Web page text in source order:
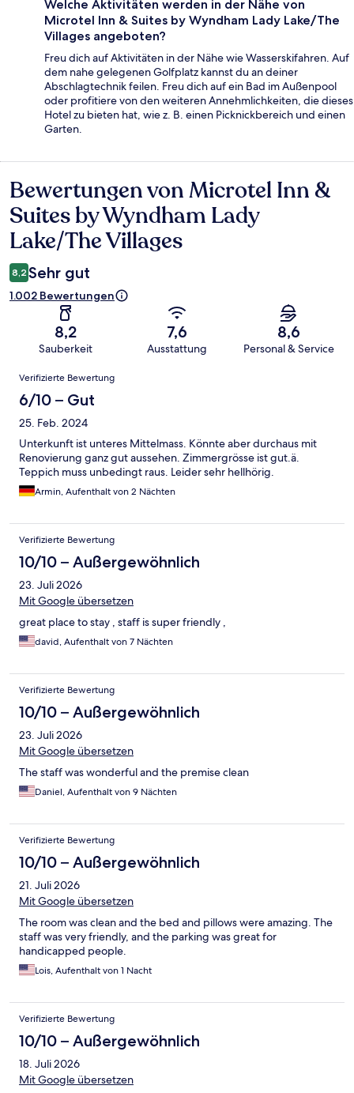
Welche Aktivitäten werden in der Nähe von
Microtel Inn & Suites by Wyndham Lady Lake/The
Villages angeboten?
Freu dich auf Aktivitäten in der Nähe wie Wasserskifahren. Auf
dem nahe gelegenen Golfplatz kannst du an deiner
Abschlagtechnik feilen. Freu dich auf ein Bad im Außenpool
oder profitiere von den weiteren Annehmlichkeiten, die dieses
Hotel zu bieten hat, wie z. B. einen Picknickbereich und einen
Garten.
Bewertungen
Bewertungen von Microtel Inn &
Suites by Wyndham Lady
Lake/The Villages
8,2 Sehr gut
1.002 Bewertungen
8,2
Sauberkeit
7,6
Ausstattung
8,6
Personal & Service
Bewertungen
Verifizierte Bewertung
6/10 – Gut
25. Feb. 2024
Unterkunft ist unteres Mittelmass. Könnte aber durchaus mit
Renovierung ganz gut aussehen. Zimmergrösse ist gut.ä.
Teppich muss unbedingt raus. Leider sehr hellhörig.
Armin, Aufenthalt von 2 Nächten
Verifizierte Bewertung
10/10 – Außergewöhnlich
23. Juli 2026
Mit Google übersetzen
great place to stay , staff is super friendly ,
david, Aufenthalt von 7 Nächten
Verifizierte Bewertung
10/10 – Außergewöhnlich
23. Juli 2026
Mit Google übersetzen
The staff was wonderful and the premise clean
Daniel, Aufenthalt von 9 Nächten
Verifizierte Bewertung
10/10 – Außergewöhnlich
21. Juli 2026
Mit Google übersetzen
The room was clean and the bed and pillows were amazing. The
staff was very friendly, and the parking was great for
handicapped people.
Lois, Aufenthalt von 1 Nacht
Verifizierte Bewertung
10/10 – Außergewöhnlich
18. Juli 2026
Mit Google übersetzen